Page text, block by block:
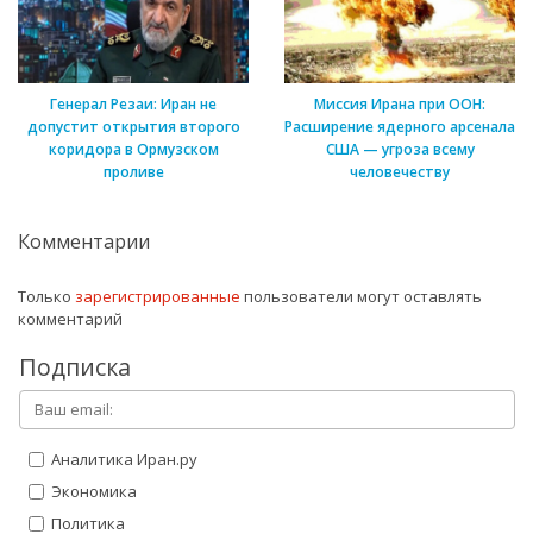
Генерал Резаи: Иран не
допустит открытия второго
коридора в Ормузском
проливе
Миссия Ирана при ООН:
Расширение ядерного арсенала
США — угроза всему
человечеству
Комментарии
Только зарегистрированные пользователи могут оставлять
комментарий
Подписка
Аналитика Иран.ру
Экономика
Политика